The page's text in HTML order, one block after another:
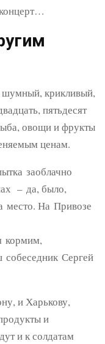
шумный, крикливый,
пятьдесят
овощи и фрукты
ценам.
заоблачно
– да, было,
место. На Привозе
кормим,
Сергей
и Харькову,
и
и к солдатам